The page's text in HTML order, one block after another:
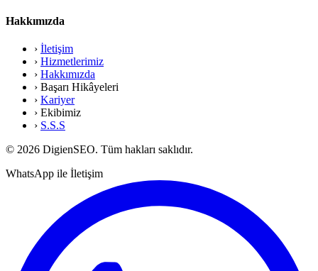
Hakkımızda
› İletişim
› Hizmetlerimiz
› Hakkımızda
› Başarı Hikâyeleri
› Kariyer
› Ekibimiz
› S.S.S
© 2026 DigienSEO. Tüm hakları saklıdır.
WhatsApp ile İletişim